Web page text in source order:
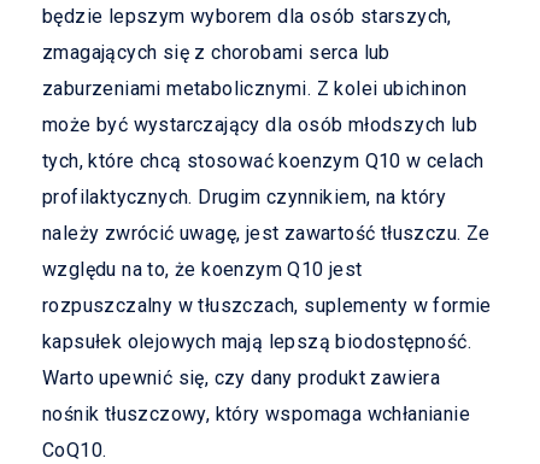
będzie lepszym wyborem dla osób starszych,
zmagających się z chorobami serca lub
zaburzeniami metabolicznymi. Z kolei ubichinon
może być wystarczający dla osób młodszych lub
tych, które chcą stosować koenzym Q10 w celach
profilaktycznych. Drugim czynnikiem, na który
należy zwrócić uwagę, jest zawartość tłuszczu. Ze
względu na to, że koenzym Q10 jest
rozpuszczalny w tłuszczach, suplementy w formie
kapsułek olejowych mają lepszą biodostępność.
Warto upewnić się, czy dany produkt zawiera
nośnik tłuszczowy, który wspomaga wchłanianie
CoQ10.